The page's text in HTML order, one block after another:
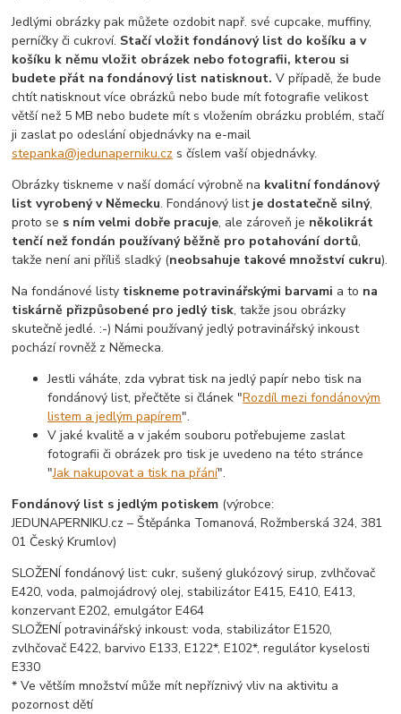
Jedlými obrázky pak můžete ozdobit např. své cupcake, muffiny,
perníčky či cukroví. Stačí vložit fondánový list do košíku a v
košíku k němu vložit obrázek nebo fotografii, kterou si
budete přát na fondánový list natisknout.V případě, že bude
chtít natisknout více obrázků nebo bude mít fotografie velikost
větší než 5 MB nebo budete mít s vložením obrázku problém, stačí
ji zaslat po odeslání objednávky na e-mail
stepanka@jedunaperniku.cz s číslem vaší objednávky.
Obrázky tiskneme v naší domácí výrobně na kvalitní fondánový
list vyrobený v Německu. Fondánový list je dostatečně silný,
proto se s ním velmi dobře pracuje, ale zároveň je několikrát
tenčí než fondán používaný běžně pro potahování dortů,
takže není ani příliš sladký (neobsahuje takové množství cukru).
Na fondánové listy tiskneme potravinářskými barvami a to na
tiskárně přizpůsobené pro jedlý tisk, takže jsou obrázky
skutečně jedlé. :-) Námi používaný jedlý potravinářský inkoust
pochází rovněž z Německa.
Jestli váháte, zda vybrat tisk na jedlý papír nebo tisk na
fondánový list, přečtěte si článek "Rozdíl mezi fondánovým
listem a jedlým papírem".
V jaké kvalitě a v jakém souboru potřebujeme zaslat
fotografii či obrázek pro tisk je uvedeno na této stránce
"Jak nakupovat a tisk na přání".
Fondánový list s jedlým potiskem (výrobce:
JEDUNAPERNIKU.cz – Štěpánka Tomanová, Rožmberská 324, 381
01 Český Krumlov)
SLOŽENÍ fondánový list: cukr, sušený glukózový sirup, zvlhčovač
E420, voda, palmojádrový olej, stabilizátor E415, E410, E413,
konzervant E202, emulgátor E464
SLOŽENÍ potravinářský inkoust: voda, stabilizátor E1520,
zvlhčovač E422, barvivo E133, E122*, E102*, regulátor kyselosti
E330
* Ve větším množství může mít nepříznivý vliv na aktivitu a
pozornost dětí